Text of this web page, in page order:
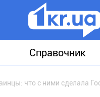
Справочник
что с ними сделала